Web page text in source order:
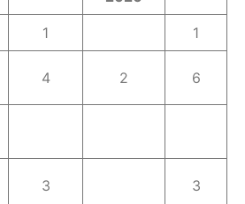
1 1
4 2 6
3 3